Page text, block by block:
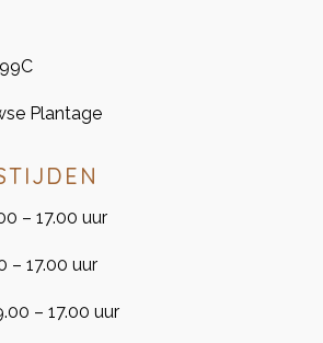
Plantage
– 17.00 uur
– 17.00 uur
– 17.00 uur